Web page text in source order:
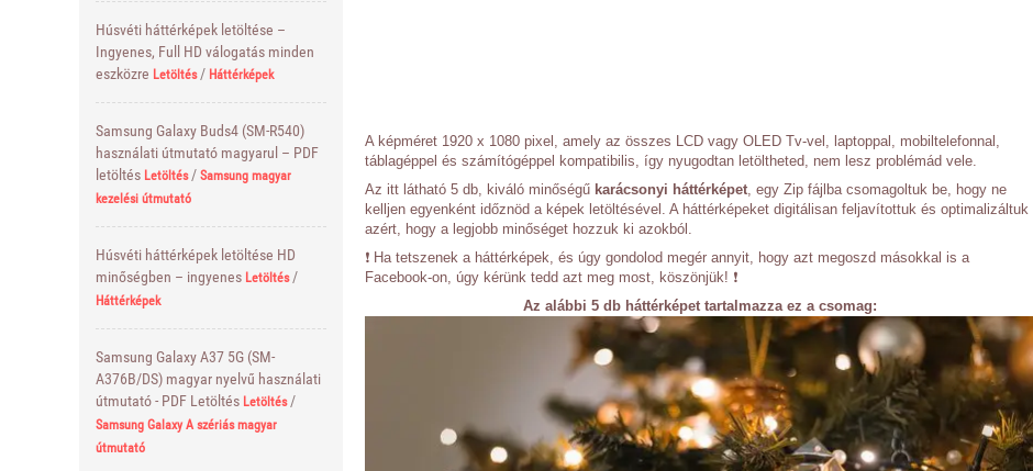
Húsvéti háttérképek letöltése –
Ingyenes, Full HD válogatás minden
eszközre Letöltés/ Háttérképek
Samsung Galaxy Buds4 (SM-R540)
használati útmutató magyarul – PDF
letöltés Letöltés/ Samsung magyar
kezelési útmutató
Húsvéti háttérképek letöltése HD
minőségben – ingyenes Letöltés/
Háttérképek
Samsung Galaxy A37 5G (SM-
A376B/DS) magyar nyelvű használati
útmutató - PDF Letöltés Letöltés/
Samsung Galaxy A szériás magyar
útmutató
A képméret 1920 x 1080 pixel, amely az összes LCD vagy OLED Tv-vel, laptoppal, mobiltelefonnal,
táblagéppel és számítógéppel kompatibilis, így nyugodtan letöltheted, nem lesz problémád vele.
Az itt látható 5 db, kiváló minőségű karácsonyi háttérképet , egy Zip fájlba csomagoltuk be, hogy ne
kelljen egyenként időznöd a képek letöltésével. A háttérképeket digitálisan feljavítottuk és optimalizáltuk
azért, hogy a legjobb minőséget hozzuk ki azokból.
❗ Ha tetszenek a háttérképek, és úgy gondolod megér annyit, hogy azt megoszd másokkal is a
Facebook-on, úgy kérünk tedd azt meg most, köszönjük! ❗
Az alábbi 5 db háttérképet tartalmazza ez a csomag: